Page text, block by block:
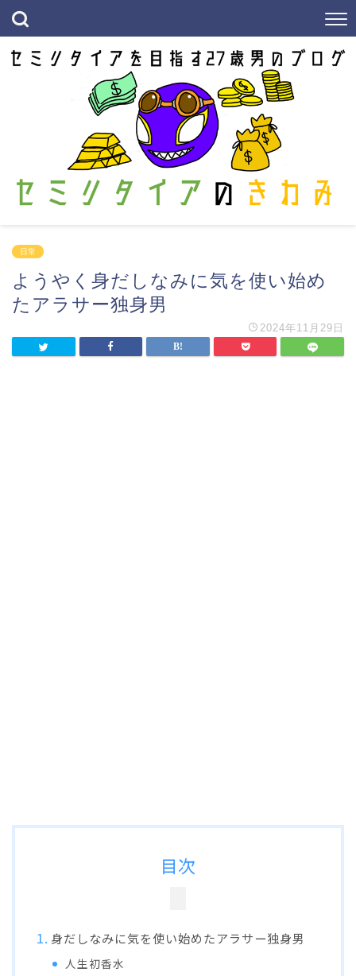
日常
ようやく身だしなみに気を使い始め
たアラサー独身男
2024年11月29日
目次
身だしなみに気を使い始めたアラサー独身男
人生初香水